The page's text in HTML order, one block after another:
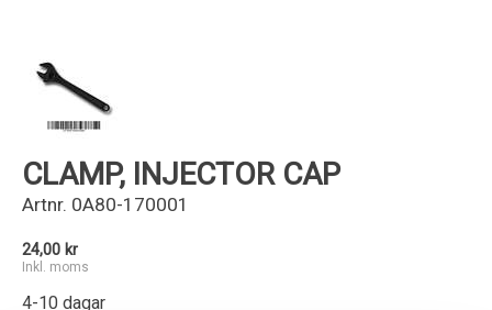
CLAMP, INJECTOR CAP
Artnr. 0A80-170001
24,00 kr
Inkl. moms
4-10 dagar